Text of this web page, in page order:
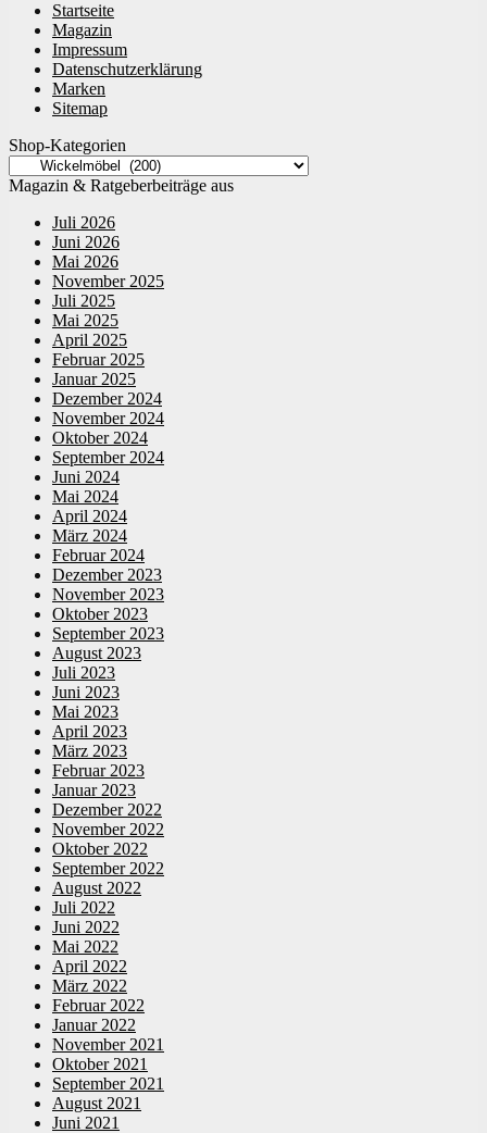
Startseite
Magazin
Impressum
Datenschutzerklärung
Marken
Sitemap
Shop-Kategorien
Magazin & Ratgeberbeiträge aus
Juli 2026
Juni 2026
Mai 2026
November 2025
Juli 2025
Mai 2025
April 2025
Februar 2025
Januar 2025
Dezember 2024
November 2024
Oktober 2024
September 2024
Juni 2024
Mai 2024
April 2024
März 2024
Februar 2024
Dezember 2023
November 2023
Oktober 2023
September 2023
August 2023
Juli 2023
Juni 2023
Mai 2023
April 2023
März 2023
Februar 2023
Januar 2023
Dezember 2022
November 2022
Oktober 2022
September 2022
August 2022
Juli 2022
Juni 2022
Mai 2022
April 2022
März 2022
Februar 2022
Januar 2022
November 2021
Oktober 2021
September 2021
August 2021
Juni 2021